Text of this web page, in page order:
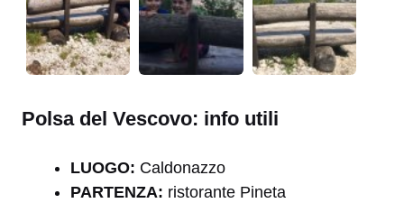
Polsa del Vescovo: info utili
LUOGO: Caldonazzo
PARTENZA: ristorante Pineta